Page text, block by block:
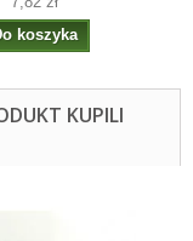
koszyka
KUPILI